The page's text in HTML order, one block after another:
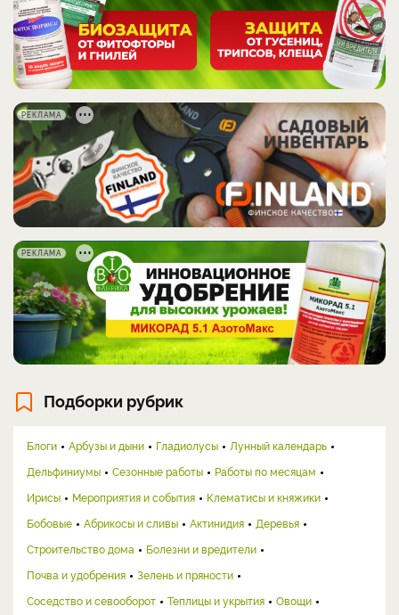
РЕКЛАМА
РЕКЛАМА
Подборки рубрик
Блоги Арбузы и дыни Гладиолусы
Лунный календарь
Дельфиниумы
Сезонные работы
Работы по месяцам
Ирисы
Мероприятия и события
Клематисы и княжики
Бобовые
Абрикосы и сливы Актинидия
Деревья
Строительство дома
Болезни и вредители
Почва и удобрения
Зелень и пряности
Соседство и севооборот
Теплицы и укрытия Овощи